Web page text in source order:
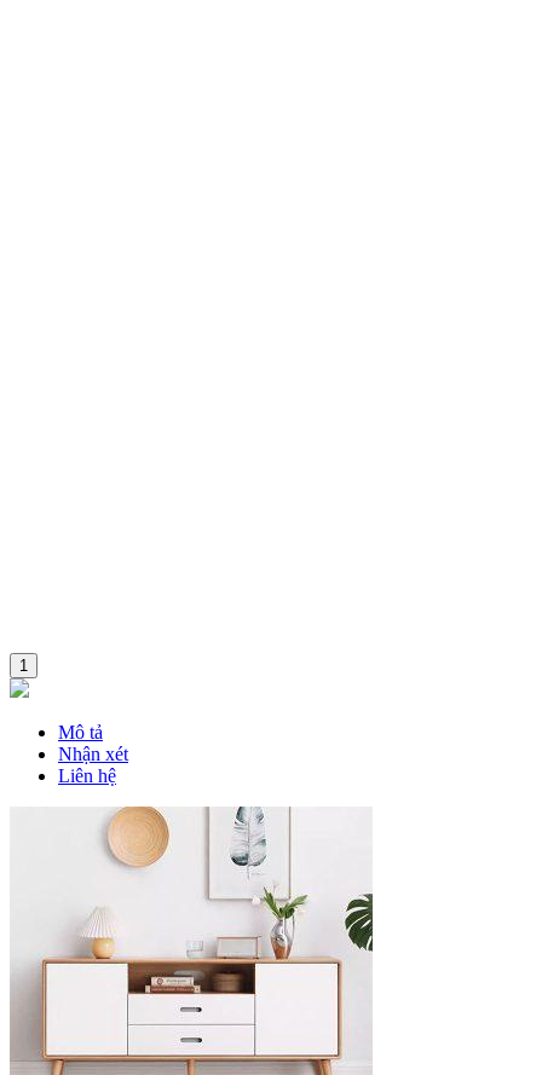
1
Mô tả
Nhận xét
Liên hệ